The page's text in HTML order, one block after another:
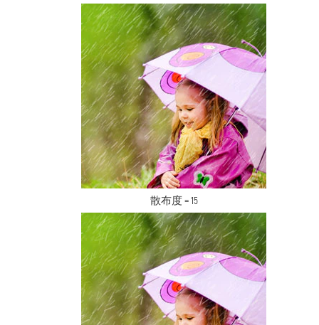
散布度 = 15